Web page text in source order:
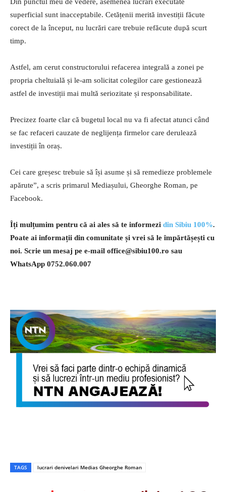
Din punctul meu de vedere, asemenea lucrări executate
superficial sunt inacceptabile. Cetățenii merită investiții făcute
corect de la început, nu lucrări care trebuie refăcute după scurt
timp.
Astfel, am cerut constructorului refacerea integrală a zonei pe
propria cheltuială și le-am solicitat colegilor care gestionează
astfel de investiții mai multă seriozitate și responsabilitate.
Precizez foarte clar că bugetul local nu va fi afectat atunci când
se fac refaceri cauzate de neglijența firmelor care derulează
investiții în oraș.
Cei care greșesc trebuie să își asume și să remedieze problemele
apărute”, a scris primarul Mediașului, Gheorghe Roman, pe
Facebook.
Îți mulțumim pentru că ai ales să te informezi din Sibiu 100%.
Poate ai informații din comunitate și vrei să le împărtășești cu
noi. Scrie un mesaj pe e-mail office@sibiu100.ro sau
WhatsApp 0752.060.007
TAGS lucrari denivelari Medias Gheorghe Roman